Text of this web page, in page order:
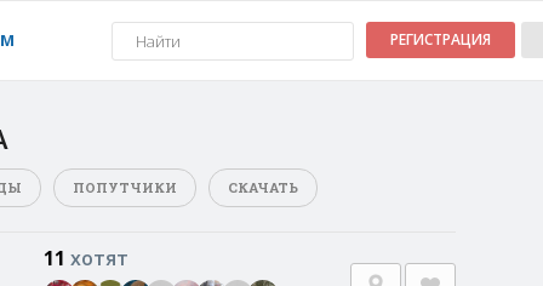
РЕГИСТРАЦИЯ
ПОПУТЧИКИ СКАЧАТЬ
11 хотят